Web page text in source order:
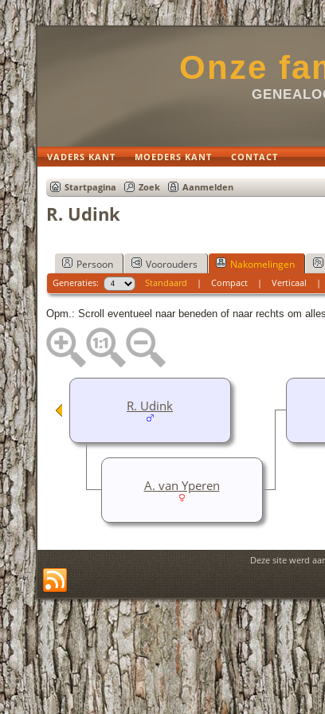
Onze
VADERS KANT MOEDERS KANT CONTACT
Startpagina Zoek Aanmelden
R. Udink
Persoon Voorouders Nakomelingen
Generaties: Standaard |Compact |Verticaal
Opm.: Scroll eventueel naar beneden of naar rechts om
R. Udink
A. van Yperen
Deze site werd